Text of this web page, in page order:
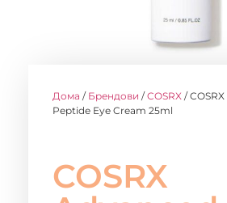
Дома / Брендови /COSRX /
Peptide Eye Cream 25ml
COSRX